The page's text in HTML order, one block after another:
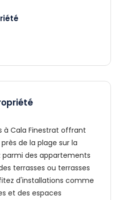
à Cala Finestrat offrant
de la plage sur la
parmi des appartements
terrasses ou terrasses
d'installations comme
et des espaces